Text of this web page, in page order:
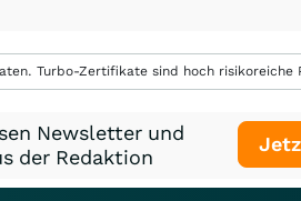
Turbo-Zertifikate sind hoch
Newsletter und
der Redaktion